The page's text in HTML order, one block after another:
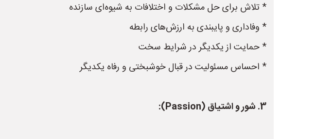
* تلاش برای حل مشکلات و اختلافات به شیوه‌ای سازنده
* وفاداری و پایبندی به ارزش‌های رابطه
* حمایت از یکدیگر در شرایط سخت
* احساس مسئولیت در قبال خوشبختی و رفاه یکدیگر
3. شور و اشتیاق (Passion):